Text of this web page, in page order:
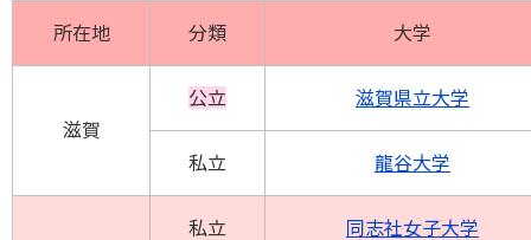
所在地 分類 大学
滋賀
公立 滋賀県立大学
私立 龍谷大学
私立 同志社女子大学